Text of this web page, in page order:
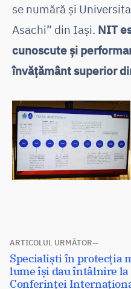
se numără și
Asachi” din Iași. NIT
cunoscute și
învățământ superior
Navigare
în
ARTICOLUL URMĂTOR
Articolul
următor:
Specialiști în protecția
lume își dau întâlnire la
Conferinţei